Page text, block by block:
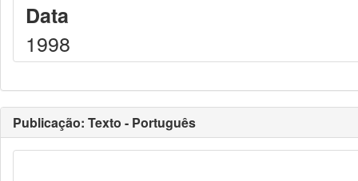
Data
1998
Publicação: Texto - Português